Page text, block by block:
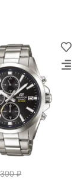
₽